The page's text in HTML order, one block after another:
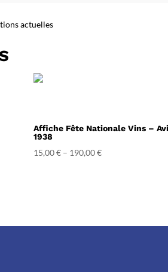
actuelles
Affiche Fête Nationale Vins –
1938
15,00€– 190,00€